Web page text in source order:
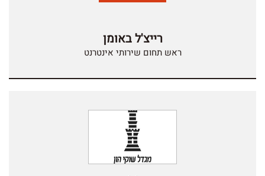
רייצ'ל באומן
ראש תחום שירותי אינטרנט